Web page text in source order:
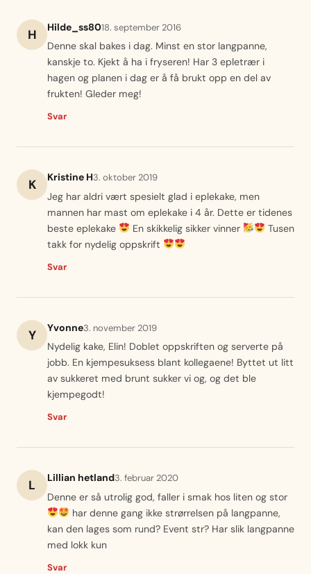
H Hilde_ss8018. september 2016
Denne skal bakes i dag. Minst en stor langpanne,
kanskje to. Kjekt å ha i fryseren! Har 3 epletrær i
hagen og planen i dag er å få brukt opp en del av
frukten! Gleder meg!
Svar
K Kristine H3. oktober 2019
Jeg har aldri vært spesielt glad i eplekake, men
mannen har mast om eplekake i 4 år. Dette er tidenes
beste eplekake
En skikkelig sikker vinner
Tusen
takk for nydelig oppskrift
Svar
Y Yvonne3. november 2019
Nydelig kake, Elin! Doblet oppskriften og serverte på
jobb. En kjempesuksess blant kollegaene! Byttet ut litt
av sukkeret med brunt sukker vi og, og det ble
kjempegodt!
Svar
L Lillian hetland3. februar 2020
Denne er så utrolig god, faller i smak hos liten og stor
har denne gang ikke strørrelsen på langpanne,
kan den lages som rund? Event str? Har slik langpanne
med lokk kun
Svar